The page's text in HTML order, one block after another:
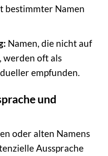
bestimmter Namen
Namen, die nicht auf
werden oft als
empfunden.
und
oder alten Namens
Aussprache